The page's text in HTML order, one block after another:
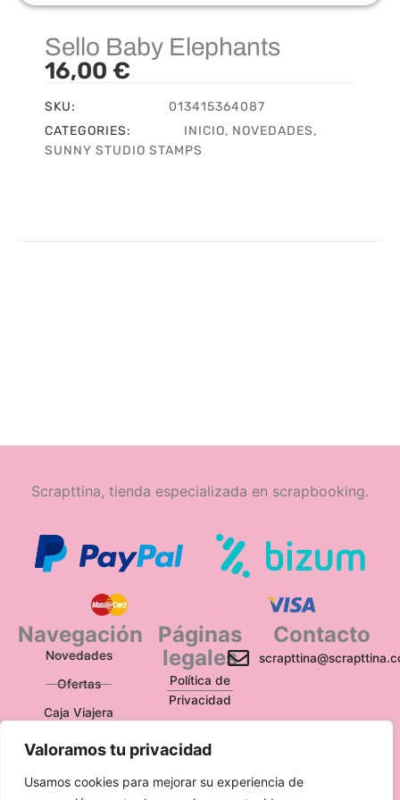
Valoramos tu privacidad
Usamos cookies para mejorar su experiencia de
Sello Baby Elephants
16,00 €
SKU:
013415364087
CATEGORIES:
INICIO, NOVEDADES,
SUNNY STUDIO STAMPS
Scrapttina, tienda especializada en scrapbooking.
Navegación
Novedades
Ofertas
Caja Viajera
Páginas
legales
Política de
Privacidad
Política de
Devoluciones
Contacto